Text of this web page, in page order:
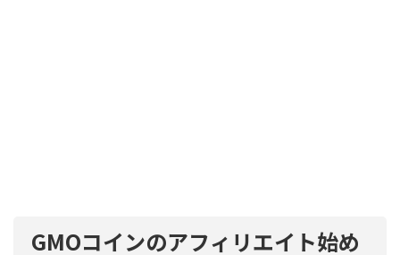
GMOコインのアフィリエイト始め